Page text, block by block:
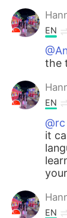
EN
the
EN
@rc
it
EN